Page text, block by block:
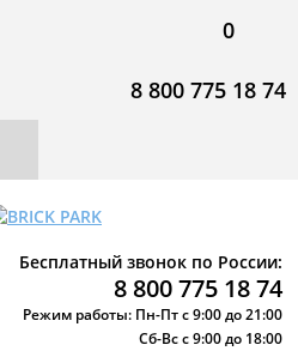
0
8 800 775 18 74
Бесплатный звонок по России:
8 800 775 18 74
Режим работы: Пн-Пт с 9:00 до 21:00
Сб-Вс с 9:00 до 18:00